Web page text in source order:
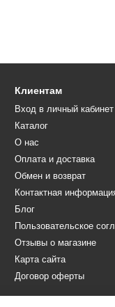
Клиентам
Вход в личный кабинет
Каталог
О нас
Оплата и доставка
Обмен и возврат
Контактная
Блог
Пользовательское
Отзывы о магазине
Карта сайта
Договор оферты